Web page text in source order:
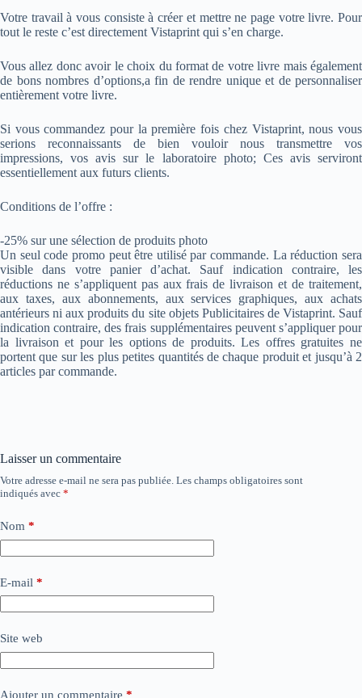
Votre travail à vous consiste à créer et mettre ne page votre livre. Pour
tout le reste c’est directement Vistaprint qui s’en charge.
Vous allez donc avoir le choix du format de votre livre mais également
de bons nombres d’options,a fin de rendre unique et de personnaliser
entièrement votre livre.
Si vous commandez pour la première fois chez Vistaprint, nous vous
serions reconnaissants de bien vouloir nous transmettre vos
impressions, vos avis sur le laboratoire photo; Ces avis serviront
essentiellement aux futurs clients.
Conditions de l’offre :
-25% sur une sélection de produits photo
Un seul code promo peut être utilisé par commande. La réduction sera
visible dans votre panier d’achat. Sauf indication contraire, les
réductions ne s’appliquent pas aux frais de livraison et de traitement,
aux taxes, aux abonnements, aux services graphiques, aux achats
antérieurs ni aux produits du site objets Publicitaires de Vistaprint. Sauf
indication contraire, des frais supplémentaires peuvent s’appliquer pour
la livraison et pour les options de produits. Les offres gratuites ne
portent que sur les plus petites quantités de chaque produit et jusqu’à 2
articles par commande.
Laisser un commentaire
Votre adresse e-mail ne sera pas publiée. Les champs obligatoires sont
indiqués avec *
Nom *
E-mail *
Site web
Ajouter un commentaire *